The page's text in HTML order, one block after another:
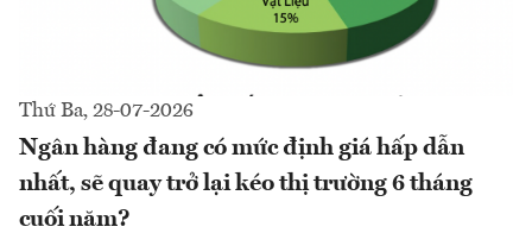
Thứ Ba, 28-07-2026
Ngân hàng đang có mức định giá hấp dẫn
nhất, sẽ quay trở lại kéo thị trường 6 tháng
cuối năm?